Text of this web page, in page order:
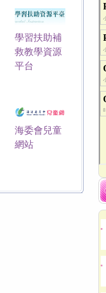
學習扶助補
救教學資源
平台
海委會兒童
網站